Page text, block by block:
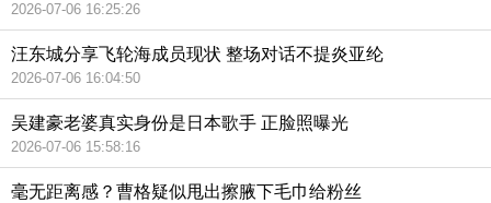
2026-07-06 16:25:26
汪东城分享飞轮海成员现状 整场对话不提炎亚纶
2026-07-06 16:04:50
吴建豪老婆真实身份是日本歌手 正脸照曝光
2026-07-06 15:58:16
毫无距离感？曹格疑似甩出擦腋下毛巾给粉丝